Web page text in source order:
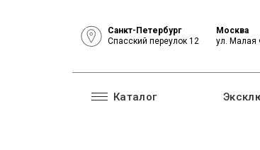
Санкт-Петербург
Спасский переулок 12
Москва
ул. Малая
Каталог